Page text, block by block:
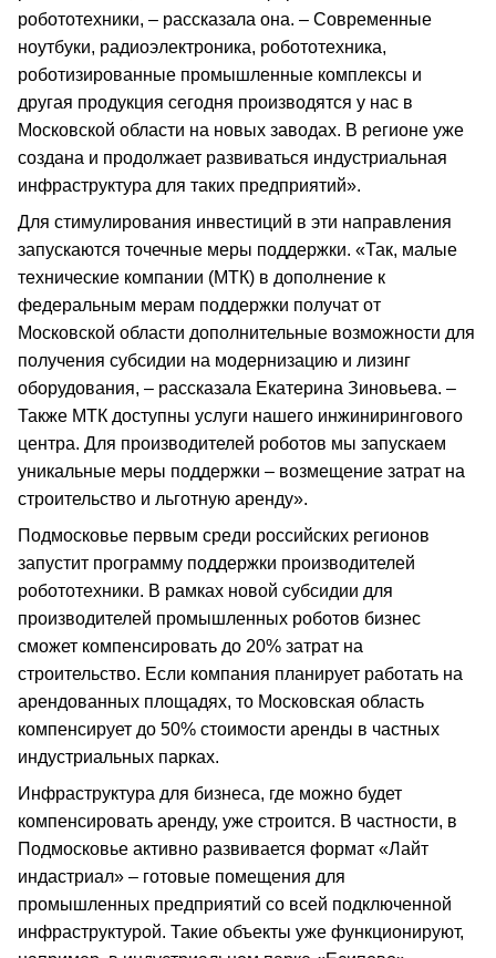
робототехники, – рассказала она. – Современные
ноутбуки, радиоэлектроника, робототехника,
роботизированные промышленные комплексы и
другая продукция сегодня производятся у нас в
Московской области на новых заводах. В регионе уже
создана и продолжает развиваться индустриальная
инфраструктура для таких предприятий».
Для стимулирования инвестиций в эти направления
запускаются точечные меры поддержки. «Так, малые
технические компании (МТК) в дополнение к
федеральным мерам поддержки получат от
Московской области дополнительные возможности для
получения субсидии на модернизацию и лизинг
оборудования, – рассказала Екатерина Зиновьева. –
Также МТК доступны услуги нашего инжинирингового
центра. Для производителей роботов мы запускаем
уникальные меры поддержки – возмещение затрат на
строительство и льготную аренду».
Подмосковье первым среди российских регионов
запустит программу поддержки производителей
робототехники. В рамках новой субсидии для
производителей промышленных роботов бизнес
сможет компенсировать до 20% затрат на
строительство. Если компания планирует работать на
арендованных площадях, то Московская область
компенсирует до 50% стоимости аренды в частных
индустриальных парках.
Инфраструктура для бизнеса, где можно будет
компенсировать аренду, уже строится. В частности, в
Подмосковье активно развивается формат «Лайт
индастриал» – готовые помещения для
промышленных предприятий со всей подключенной
инфраструктурой. Такие объекты уже функционируют,